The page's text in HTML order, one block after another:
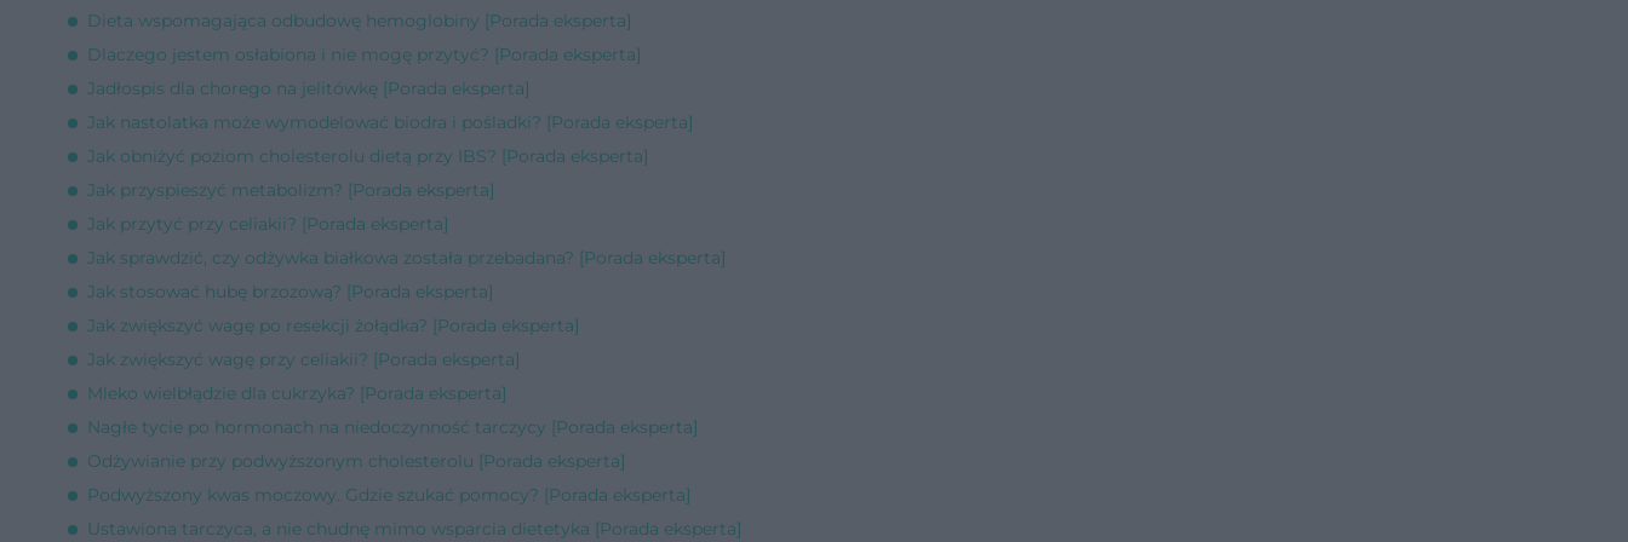
Dieta wspomagająca odbudowę hemoglobiny [Porada eksperta]
Dlaczego jestem osłabiona i nie mogę przytyć? [Porada eksperta]
Jadłospis dla chorego na jelitówkę [Porada eksperta]
Jak nastolatka może wymodelować biodra i pośladki? [Porada eksperta]
Jak obniżyć poziom cholesterolu dietą przy IBS? [Porada eksperta]
Jak przyspieszyć metabolizm? [Porada eksperta]
Jak przytyć przy celiakii? [Porada eksperta]
Jak sprawdzić, czy odżywka białkowa została przebadana? [Porada eksperta]
Jak stosować hubę brzozową? [Porada eksperta]
Jak zwiększyć wagę po resekcji żołądka? [Porada eksperta]
Jak zwiększyć wagę przy celiakii? [Porada eksperta]
Mleko wielbłądzie dla cukrzyka? [Porada eksperta]
Nagłe tycie po hormonach na niedoczynność tarczycy [Porada eksperta]
Odżywianie przy podwyższonym cholesterolu [Porada eksperta]
Podwyższony kwas moczowy. Gdzie szukać pomocy? [Porada eksperta]
Ustawiona tarczyca, a nie chudnę mimo wsparcia dietetyka [Porada eksperta]